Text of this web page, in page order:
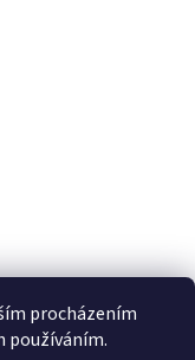
procházením
používáním.